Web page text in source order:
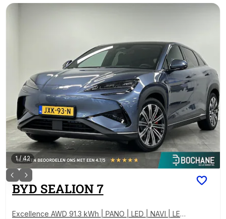
1/ 42
BYD SEALION 7
Excellence AWD 91.3 kWh | PANO | LED | NAVI | LEDE